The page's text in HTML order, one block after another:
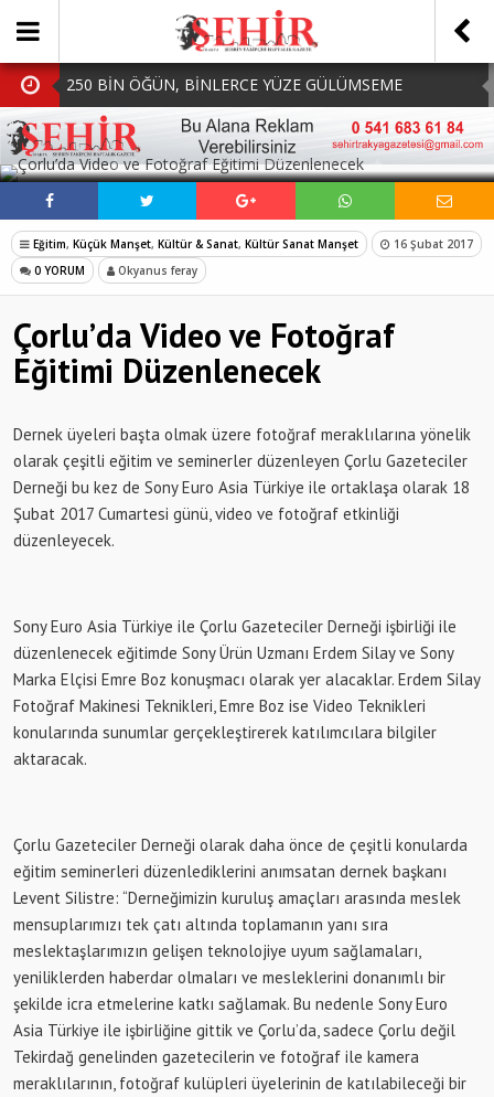
250 BİN ÖĞÜN, BİNLERCE YÜZE GÜLÜMSEME
BAŞKAN MÜGE YILDIZ TOPAK: ‘SOSYAL
BELEDİYECİLİKTE HİÇBİR HEMŞERİMİZİ YALNIZ
BIRAKMIYORUZ!’
MHP Çorlu İlçe Teşkilatında Yeni Dönem Başladı:
Mazbatalar Alındı
Dolu Vurdu, Büyükşehir Üreticiyi Yalnız Bırakmadı
SOFRALARDA BEREKETİ, GÖNÜLLERDE DAYANIŞMAYI
SOSYAL MEDYADA PAYLAŞ
Eğitim, Küçük Manşet, Kültür & Sanat, Kültür Sanat Manşet
16 Şubat 2017
0 YORUM
Okyanus feray
Çorlu’da Video ve Fotoğraf
Eğitimi Düzenlenecek
Dernek üyeleri başta olmak üzere fotoğraf meraklılarına yönelik
olarak çeşitli eğitim ve seminerler düzenleyen Çorlu Gazeteciler
Derneği bu kez de Sony Euro Asia Türkiye ile ortaklaşa olarak 18
Şubat 2017 Cumartesi günü, video ve fotoğraf etkinliği
düzenleyecek.
Sony Euro Asia Türkiye ile Çorlu Gazeteciler Derneği işbirliği ile
düzenlenecek eğitimde Sony Ürün Uzmanı Erdem Silay ve Sony
Marka Elçisi Emre Boz konuşmacı olarak yer alacaklar. Erdem Silay
Fotoğraf Makinesi Teknikleri, Emre Boz ise Video Teknikleri
konularında sunumlar gerçekleştirerek katılımcılara bilgiler
aktaracak.
Çorlu Gazeteciler Derneği olarak daha önce de çeşitli konularda
eğitim seminerleri düzenlediklerini anımsatan dernek başkanı
Levent Silistre: “Derneğimizin kuruluş amaçları arasında meslek
mensuplarımızı tek çatı altında toplamanın yanı sıra
meslektaşlarımızın gelişen teknolojiye uyum sağlamaları,
yeniliklerden haberdar olmaları ve mesleklerini donanımlı bir
şekilde icra etmelerine katkı sağlamak. Bu nedenle Sony Euro
Asia Türkiye ile işbirliğine gittik ve Çorlu’da, sadece Çorlu değil
Tekirdağ genelinden gazetecilerin ve fotoğraf ile kamera
meraklılarının, fotoğraf kulüpleri üyelerinin de katılabileceği bir